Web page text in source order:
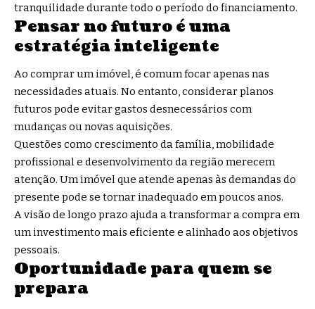
tranquilidade durante todo o período do financiamento.
Pensar no futuro é uma
estratégia inteligente
Ao comprar um imóvel, é comum focar apenas nas
necessidades atuais. No entanto, considerar planos
futuros pode evitar gastos desnecessários com
mudanças ou novas aquisições.
Questões como crescimento da família, mobilidade
profissional e desenvolvimento da região merecem
atenção. Um imóvel que atende apenas às demandas do
presente pode se tornar inadequado em poucos anos.
A visão de longo prazo ajuda a transformar a compra em
um investimento mais eficiente e alinhado aos objetivos
pessoais.
Oportunidade para quem se
prepara